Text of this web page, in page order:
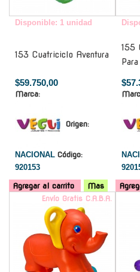
Disponible: 1 unidad
153 Cuatriciclo Aventura
$59.750,00
Marca:
Origen:
NACIONAL Código:
920153
Agregar al carrito Mas
155
Envío Gratis C.A.B.A.